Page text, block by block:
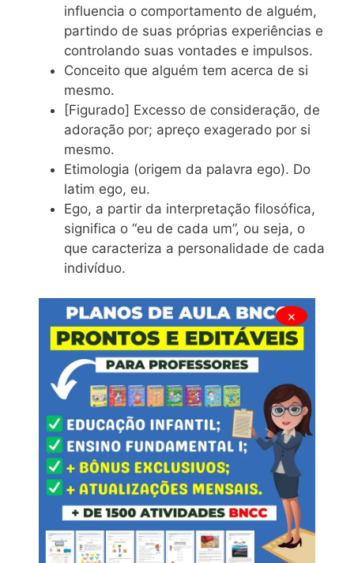
influencia o comportamento de alguém,
partindo de suas próprias experiências e
controlando suas vontades e impulsos.
Conceito que alguém tem acerca de si
mesmo.
[Figurado] Excesso de consideração, de
adoração por; apreço exagerado por si
mesmo.
Etimologia (origem da palavra ego). Do
latim ego, eu.
Ego, a partir da interpretação filosófica,
significa o “eu de cada um”, ou seja, o
que caracteriza a personalidade de cada
indivíduo.
×